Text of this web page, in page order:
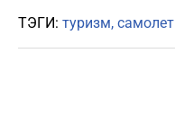
ТЭГИ: туризм самолет